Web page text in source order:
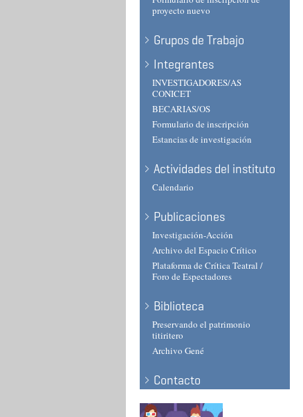
proyecto nuevo
Grupos de Trabajo
Integrantes
INVESTIGADORES/AS
CONICET
BECARIAS/OS
Formulario de inscripción
Estancias de investigación
Actividades del instituto
Calendario
Publicaciones
Investigación-Acción
Archivo del Espacio Crítico
Plataforma de Crítica Teatral /
Foro de Espectadores
Biblioteca
Preservando el patrimonio
titiritero
Archivo Gené
Contacto